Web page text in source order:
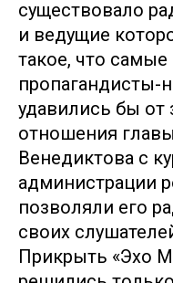
существовало
и ведущие
такое, что
пропагандисты-
удавились бы от
отношения
Венедиктова с
администрации
позволяли его
своих
Прикрыть «Эхо